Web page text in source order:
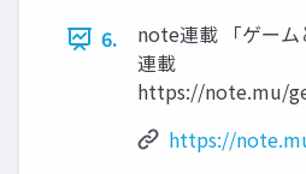
6.
note連載 「ゲー
連載
https://note.mu/
https://